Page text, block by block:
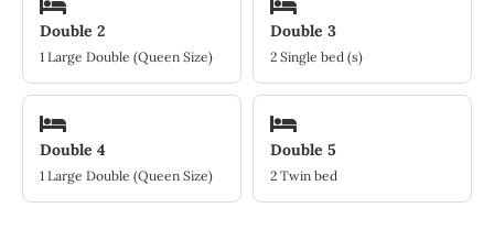
Double 2
1 Large Double (Queen Size)
Double 3
2 Single bed (s)
Double 4
1 Large Double (Queen Size)
Double 5
2 Twin bed